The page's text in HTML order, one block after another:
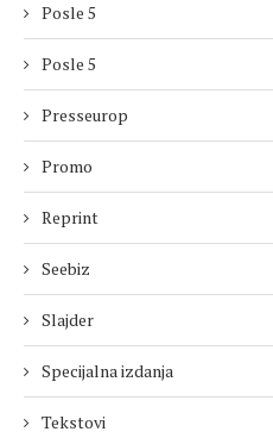
Posle 5
Posle 5
Presseurop
Promo
Reprint
Seebiz
Slajder
Specijalna izdanja
Tekstovi